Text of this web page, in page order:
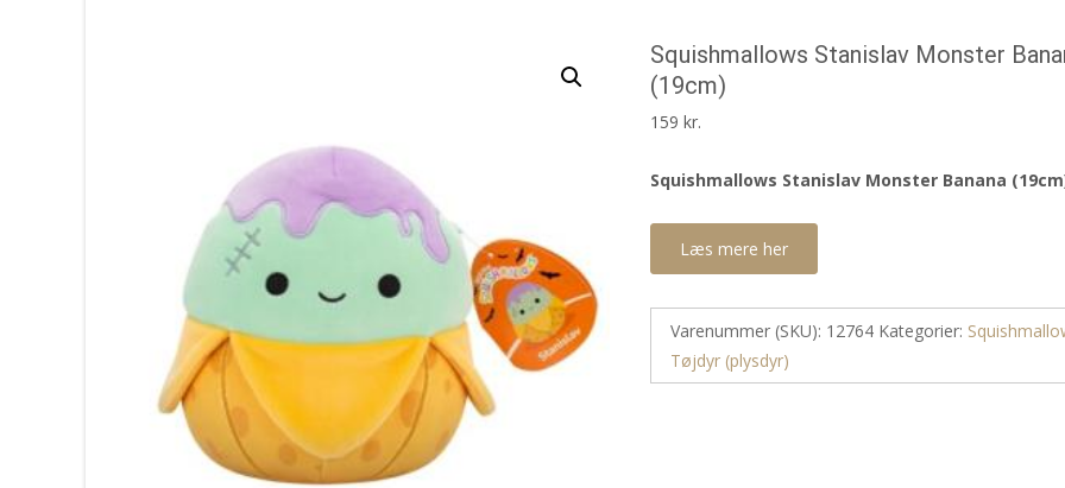
Squishmallows Stanislav Monster
(19cm)
159kr.
Squishmallows Stanislav Monster Banana
Læs mere her
Varenummer (SKU): 12764 Kategorier:
Tøjdyr (plysdyr)